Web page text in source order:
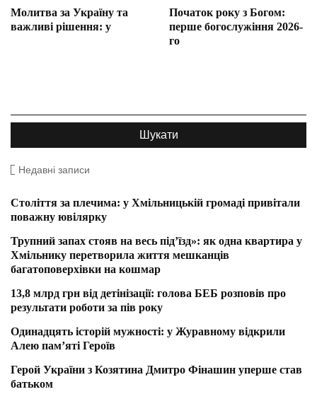
Молитва за Україну та
важливі рішення: у
Початок року з Богом:
перше богослужіння 2026-
го
Недавні записи
Століття за плечима: у Хмільницькій громаді привітали
поважну ювілярку
Трупний запах стояв на весь під’їзд»: як одна квартира у
Хмільнику перетворила життя мешканців
багатоповерхівки на кошмар
13,8 млрд грн від детінізації: голова БЕБ розповів про
результати роботи за пів року
Одинадцять історій мужності: у Журавному відкрили
Алею пам’яті Героїв
Герой України з Козятина Дмитро Фінашин уперше став
батьком